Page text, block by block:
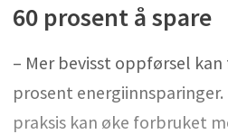
60 prosent å spare
– Mer bevisst oppførsel
prosent
praksis kan øke forbruket